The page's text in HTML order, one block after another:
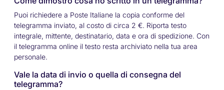
Puoi richiedere a Poste Italiane la copia conforme del
telegramma inviato, al costo di circa 2 €. Riporta testo
integrale, mittente, destinatario, data e ora di spedizione. Con
il telegramma online il testo resta archiviato nella tua area
personale.
Vale la data di invio o quella di consegna del
telegramma?